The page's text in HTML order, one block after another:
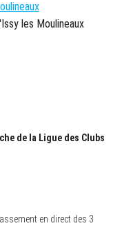
les Moulineaux
de la Ligue des Clubs
en direct des 3